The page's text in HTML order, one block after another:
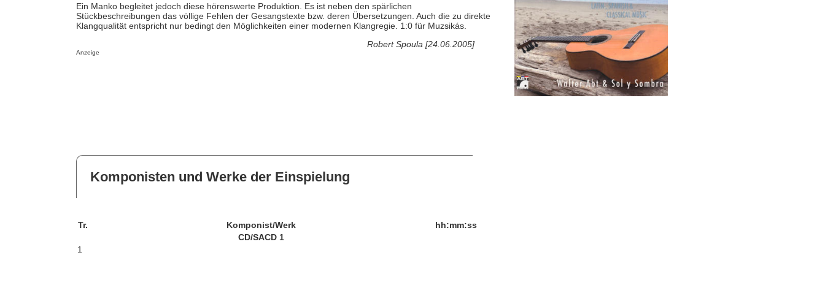
Ein Manko begleitet jedoch diese hörenswerte Produktion. Es ist neben den spärlichen
Stückbeschreibungen das völlige Fehlen der Gesangstexte bzw. deren Übersetzungen. Auch die zu direkte
Klangqualität entspricht nur bedingt den Möglichkeiten einer modernen Klangregie. 1:0 für Muzsikás.
Robert Spoula [24.06.2005]
Anzeige
Komponisten und Werke der Einspielung
Tr. Komponist/Werk
hh:mm:ss
CD/SACD 1
1